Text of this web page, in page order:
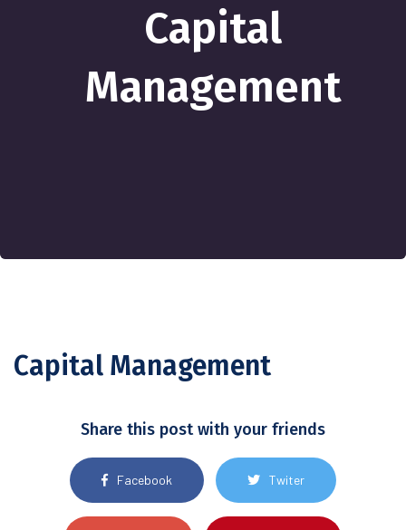
Capital
Management
Capital Management
Share this post with your friends
Facebook Twiter